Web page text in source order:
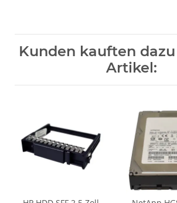
Kunden kauften
Artikel: